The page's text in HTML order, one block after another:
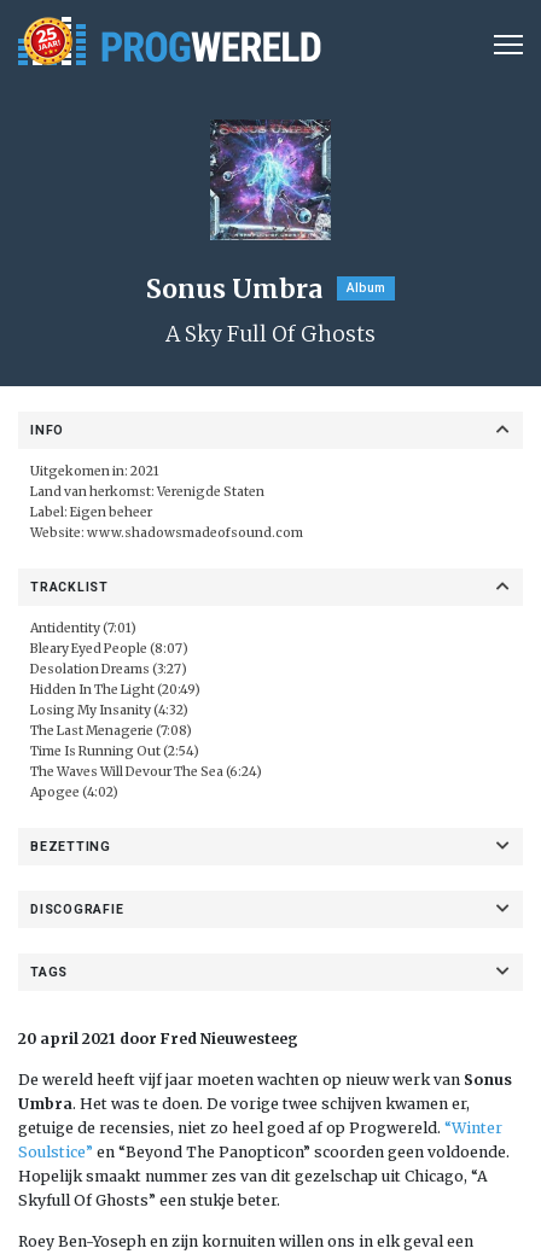
Sonus Umbra Album
A Sky Full Of Ghosts
INFO
Uitgekomen in: 2021
Land van herkomst: Verenigde Staten
Label: Eigen beheer
Website: www.shadowsmadeofsound.com
TRACKLIST
Antidentity (7:01)
Bleary Eyed People (8:07)
Desolation Dreams (3:27)
Hidden In The Light (20:49)
Losing My Insanity (4:32)
The Last Menagerie (7:08)
Time Is Running Out (2:54)
The Waves Will Devour The Sea (6:24)
Apogee (4:02)
BEZETTING
DISCOGRAFIE
TAGS
20 april 2021 door Fred Nieuwesteeg
De wereld heeft vijf jaar moeten wachten op nieuw werk van Sonus
Umbra. Het was te doen. De vorige twee schijven kwamen er,
getuige de recensies, niet zo heel goed af op Progwereld. “Winter
Soulstice” en “Beyond The Panopticon” scoorden geen voldoende.
Hopelijk smaakt nummer zes van dit gezelschap uit Chicago, “A
Skyfull Of Ghosts” een stukje beter.
Roey Ben-Yoseph en zijn kornuiten willen ons in elk geval een